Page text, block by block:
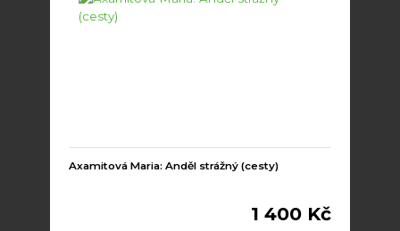
Axamitová Maria: Anděl strážný (cesty)
1 400 Kč